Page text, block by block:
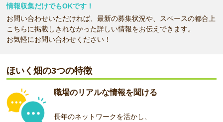
情報収集だけでもOKです！
お問い合わせいただければ、最新の募集状況や、スペースの都合上
こちらに掲載しきれなかった詳しい情報をお伝えできます。
お気軽にお問い合わせください！
ほいく畑の3つの特徴
職場のリアルな情報を聞ける
長年のネットワークを活かし、